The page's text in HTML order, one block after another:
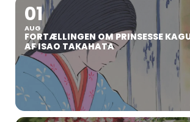
01
AUG
FORTÆLLINGEN OM PRINSESSE
AF ISAO TAKAHATA